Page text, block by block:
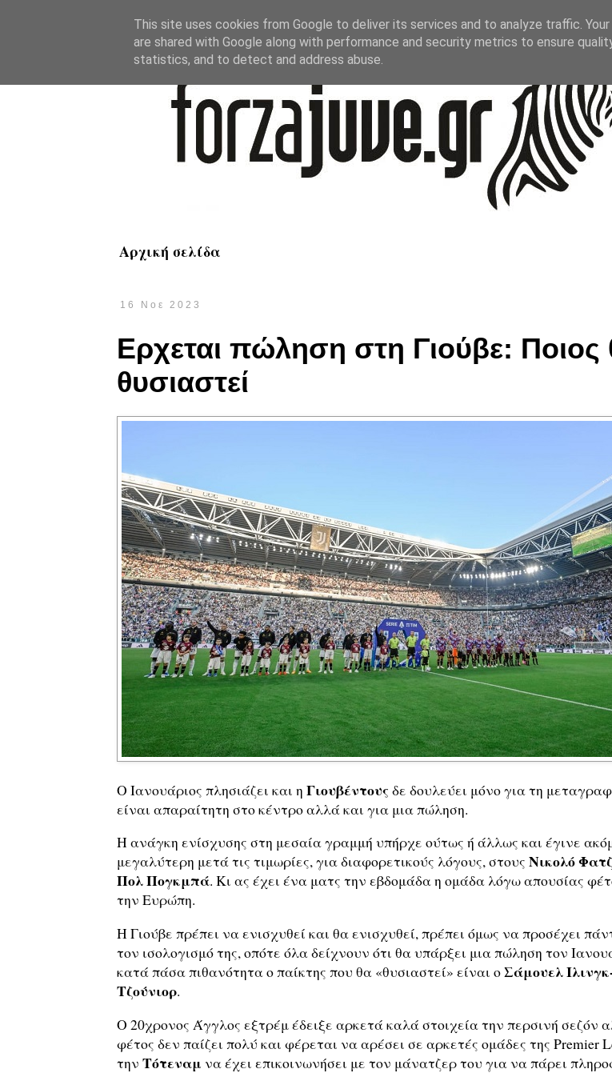
Αρχική σελίδα
16 Νοε 2023
Ερχεται πώληση στη Γιούβε: Ποιος
θυσιαστεί
Ο Ιανουάριος πλησιάζει και η Γιουβέντους δε δουλεύει μόνο για τη
είναι απαραίτητη στο κέντρο αλλά και για μια πώληση.
Η ανάγκη ενίσχυσης στη μεσαία γραμμή υπήρχε ούτως ή άλλως και έγινε
μεγαλύτερη μετά τις τιμωρίες, για διαφορετικούς λόγους, στους Νικολό
Πολ Πογκμπά. Κι ας έχει ένα ματς την εβδομάδα η ομάδα λόγω απουσίας
την Ευρώπη.
Η Γιούβε πρέπει να ενισχυθεί και θα ενισχυθεί, πρέπει όμως να προσέχει
τον ισολογισμό της, οπότε όλα δείχνουν ότι θα υπάρξει μια πώληση τον
κατά πάσα πιθανότητα ο παίκτης που θα «θυσιαστεί» είναι οΣάμουελ
Τζούνιορ.
Ο 20χρονος Άγγλος εξτρέμ έδειξε αρκετά καλά στοιχεία την περσινή σεζόν
φέτος δεν παίζει πολύ και φέρεται να αρέσει σε αρκετές ομάδες της Premier
την Τότεναμ να έχει επικοινωνήσει με τον μάνατζερ του για να πάρει
This site uses cookies from Google to deliver its services and to analyze traffic.
are shared with Google along with performance and security metrics to ensure
statistics, and to detect and address abuse.